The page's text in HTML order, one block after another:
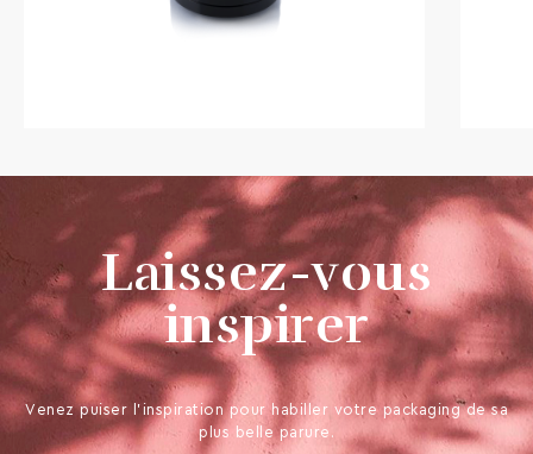
Laissez-vous
inspirer
Venez puiser l’inspiration pour habiller votre packaging de sa
plus belle parure.